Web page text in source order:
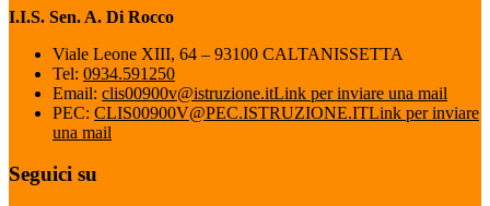
I.I.S. Sen. A. Di Rocco
Viale Leone XIII, 64 – 93100 CALTANISSETTA
Tel: 0934.591250
Email: clis00900v@istruzione.itLink per inviare una mail
PEC: CLIS00900V@PEC.ISTRUZIONE.ITLink per inviare
una mail
Seguici su